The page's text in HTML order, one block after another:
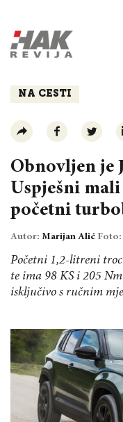
Razgovori
NA CESTI
Obnovljen je
Uspješni
početni
Autor: Marijan Alić Foto:
Početni 1,2-litreni
te ima 98 KS i 205
isključivo s ručnim